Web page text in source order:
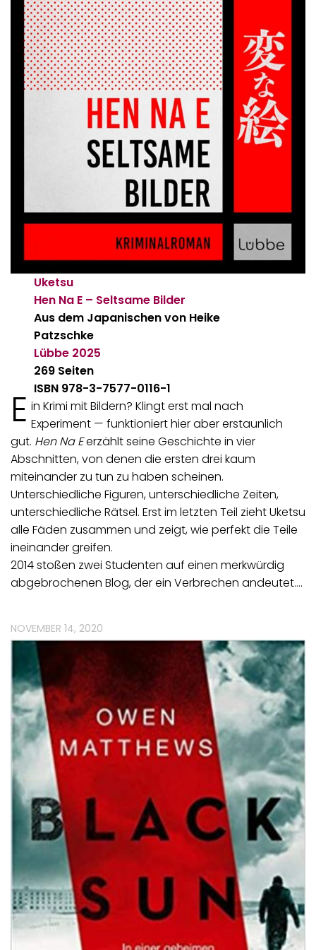
Uketsu
Hen Na E – Seltsame Bilder
Aus dem Japanischen von Heike
Patzschke
Lübbe 2025
269 Seiten
ISBN 978-3-7577-0116-1
E in Krimi mit Bildern? Klingt erst mal nach
Experiment — funktioniert hier aber erstaunlich
gut. Hen Na Eerzählt seine Geschichte in vier
Abschnitten, von denen die ersten drei kaum
miteinander zu tun zu haben scheinen.
Unterschiedliche Figuren, unterschiedliche Zeiten,
unterschiedliche Rätsel. Erst im letzten Teil zieht Uketsu
alle Fäden zusammen und zeigt, wie perfekt die Teile
ineinander greifen.
2014 stoßen zwei Studenten auf einen merkwürdig
abgebrochenen Blog, der ein Verbrechen andeutet.…
NOVEMBER 14, 2020